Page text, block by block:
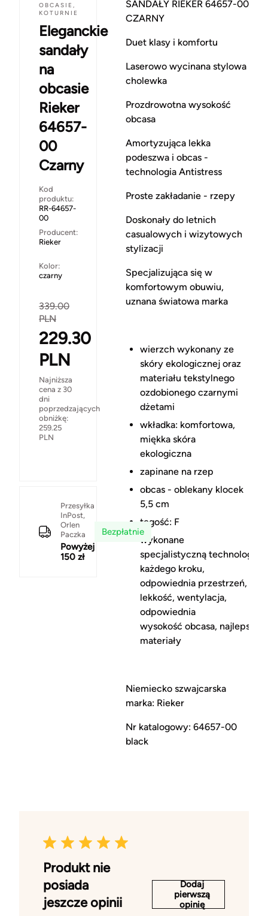
OBCASIE,
KOTURNIE
Eleganckie
sandały
na
obcasie
Rieker
64657-
00
Czarny
Kod
produktu:
RR-64657-
00
Producent:
Rieker
Kolor:
czarny
339.00
PLN
229.30
PLN
Najniższa
cena z 30
dni
poprzedzających
obniżkę:
259.25
PLN
Przesyłka
InPost,
Orlen
Paczka
Powyżej
150 zł
Bezpłatnie
SANDAŁY RIEKER 64657-00
CZARNY
Duet klasy i komfortu
Laserowo wycinana stylowa
cholewka
Prozdrowotna wysokość
obcasa
Amortyzująca lekka
podeszwa i obcas -
technologia Antistress
Proste zakładanie - rzepy
Doskonały do letnich
casualowych i wizytowych
stylizacji
Specjalizująca się w
komfortowym obuwiu,
uznana światowa marka
wierzch wykonany ze
skóry ekologicznej oraz
materiału tekstylnego
ozdobionego czarnymi
dżetami
wkładka: komfortowa,
miękka skóra
ekologiczna
zapinane na rzep
obcas - oblekany klocek
5,5 cm
tęgość: F
wykonane
specjalistyczną technologią
każdego kroku,
odpowiednia przestrzeń,
lekkość, wentylacja,
odpowiednia
wysokość obcasa, najlepsze
materiały
Niemiecko szwajcarska
marka: Rieker
Nr katalogowy: 64657-00
black
Produkt nie
posiada
jeszcze opinii
Dodaj
pierwszą
opinię